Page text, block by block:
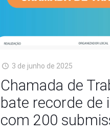
3 de junho de 2025
Chamada de
bate recorde de
com 200